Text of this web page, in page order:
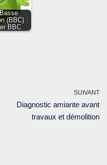
(BBC) :
BBC
SUIVANT
Diagnostic amiante avant
travaux et démolition